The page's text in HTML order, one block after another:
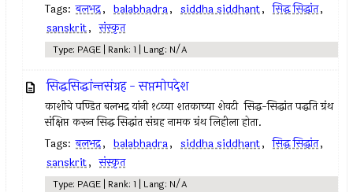
Tags: बलभद्र, balabhadra, siddha siddhant, सिद्ध सिद्धांत,
sanskrit, संस्कृत
Type: PAGE | Rank: 1 | Lang: N/A
सिद्धसिद्धांन्तसंग्रह - सप्तमोपदेश
काशीचे पण्डित बलभद्र यांनी १८व्या शतकाच्या शेवटी सिद्ध-सिद्धांत पद्धति ग्रंथ
संक्षिप्त करून सिद्ध सिद्धांत संग्रह नामक ग्रंथ लिहीला होता.
Tags: बलभद्र, balabhadra, siddha siddhant, सिद्ध सिद्धांत,
sanskrit, संस्कृत
Type: PAGE | Rank: 1 | Lang: N/A